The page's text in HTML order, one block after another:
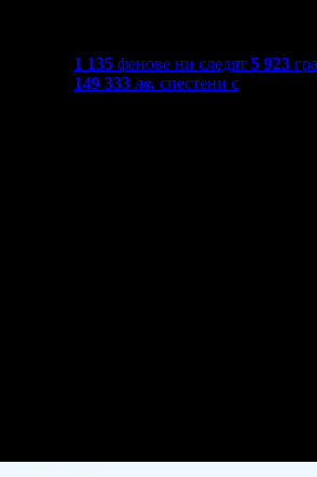
1 135 фенове ни следят 5 923
149 333лв. спестени с